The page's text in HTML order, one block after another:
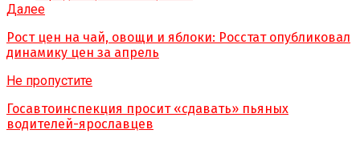
Далее
Рост цен на чай, овощи и яблоки: Росстат опубликовал
динамику цен за апрель
Не пропустите
Госавтоинспекция просит «сдавать» пьяных
водителей-ярославцев